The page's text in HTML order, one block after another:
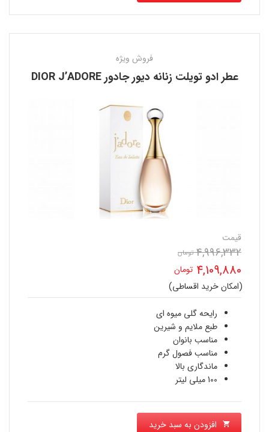
فروش ویژه
عطر ادو تویلت زنانه دیور جادور DIOR J’ADORE
قیمت
4,996,332 تومان
اصلی
4,996,332 تومان
بود.
4,109,880 تومان
قیمت
فعلی
4,109,880 تومان
است.
(امکان خرید اقساطی)
رایحه گلی میوه ای
طبع ملایم و شیرین
مناسب بانوان
مناسب فصول گرم
ماندگاری بالا
100 میلی لیتر
افزودن به سبد خرید